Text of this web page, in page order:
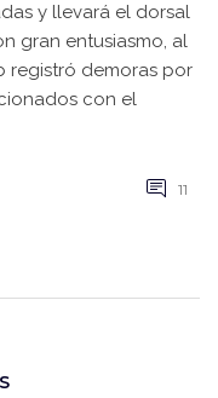
y llevará el dorsal
gran entusiasmo, al
registró demoras por
con el
11